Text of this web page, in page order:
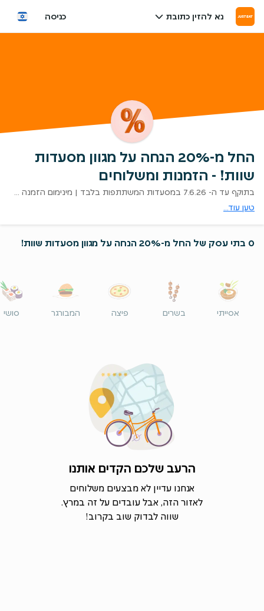
נא להזין כתובת כניסה
החל מ-20% הנחה על מגוון מסעדות
שוות! - הזמנות ומשלוחים
בתוקף עד ה- 7.6.26 במסעדות המשתתפות בלבד | מינימום הזמנה 100 ש״ח | במשלוחים ובאיסוף בלבד | לא כולל דמי משלוח | ללא כפל מבצעים | ט.ל.ח
טען עוד...
0 בתי עסק של החל מ-20% הנחה על מגוון מסעדות שוות!
אסייתי בשרים פיצה המבורגר סושי
הרעב שלכם הקדים אותנו
אנחנו עדיין לא מבצעים משלוחים
לאזור הזה, אבל עובדים על זה במרץ.
שווה לבדוק שוב בקרוב!